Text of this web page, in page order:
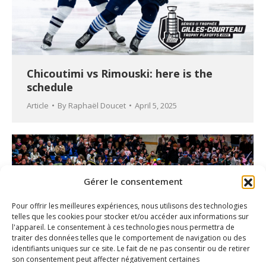
Gérer le consentement
Pour offrir les meilleures expériences, nous utilisons des technologies
telles que les cookies pour stocker et/ou accéder aux informations sur
l'appareil. Le consentement à ces technologies nous permettra de
traiter des données telles que le comportement de navigation ou des
identifiants uniques sur ce site. Le fait de ne pas consentir ou de retirer
son consentement peut affecter négativement certaines
Chicoutimi vs Rimouski: here is the
schedule
Article By Raphaël Doucet April 5, 2025